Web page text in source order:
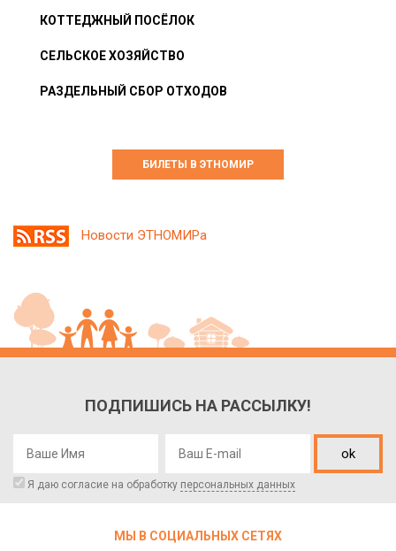
КОТТЕДЖНЫЙ ПОСЁЛОК
СЕЛЬСКОЕ ХОЗЯЙСТВО
РАЗДЕЛЬНЫЙ СБОР ОТХОДОВ
БИЛЕТЫ В ЭТНОМИР
Новости ЭТНОМИРа
ПОДПИШИСЬ НА РАССЫЛКУ!
ok
Я даю согласие на обработку персональных данных
МЫ В СОЦИАЛЬНЫХ СЕТЯХ